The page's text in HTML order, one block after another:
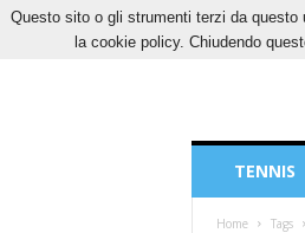
SABATO, 8
Sport
TENNIS
Home Tags
Questo sito o gli strumenti terzi da
la cookie policy. Chiudendo